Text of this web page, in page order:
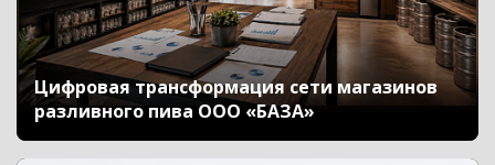
Цифровая трансформация сети магазинов
разливного пива ООО «БАЗА»